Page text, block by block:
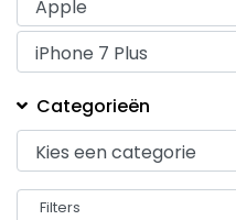
Categorieën
Filters